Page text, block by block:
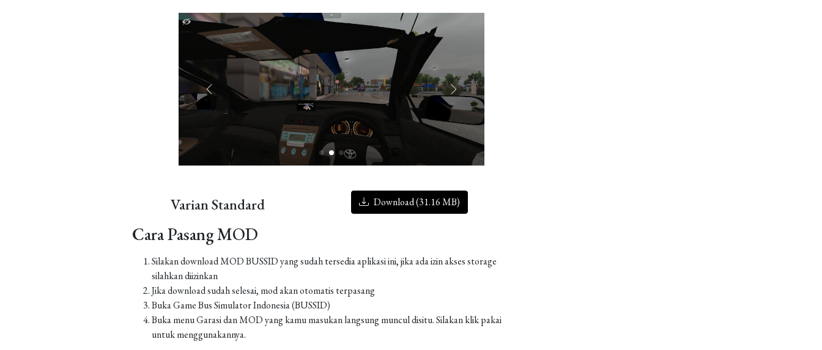
Varian Standard Download (31.16 MB)
Cara Pasang MOD
Silakan download MOD BUSSID yang sudah tersedia aplikasi ini, jika ada izin akses storage
silahkan diizinkan
Jika download sudah selesai, mod akan otomatis terpasang
Buka Game Bus Simulator Indonesia (BUSSID)
Buka menu Garasi dan MOD yang kamu masukan langsung muncul disitu. Silakan klik pakai
untuk menggunakannya.